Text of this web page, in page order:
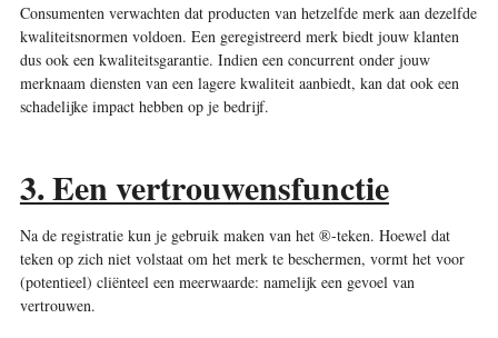
Consumenten verwachten dat producten van hetzelfde merk aan dezelfde
kwaliteitsnormen voldoen. Een geregistreerd merk biedt jouw klanten
dus ook een kwaliteitsgarantie. Indien een concurrent onder jouw
merknaam diensten van een lagere kwaliteit aanbiedt, kan dat ook een
schadelijke impact hebben op je bedrijf.
3. Een vertrouwensfunctie
Na de registratie kun je gebruik maken van het ®-teken. Hoewel dat
teken op zich niet volstaat om het merk te beschermen, vormt het voor
(potentieel) ­cliënteel een meerwaarde: namelijk een gevoel van
vertrouwen.